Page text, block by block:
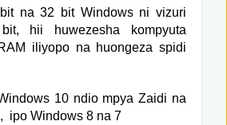
na 32 bit Windows ni vizuri
hii huwezesha kompyuta
iliyopo na huongeza spidi
10 ndio mpya Zaidi na
ipo Windows 8 na 7